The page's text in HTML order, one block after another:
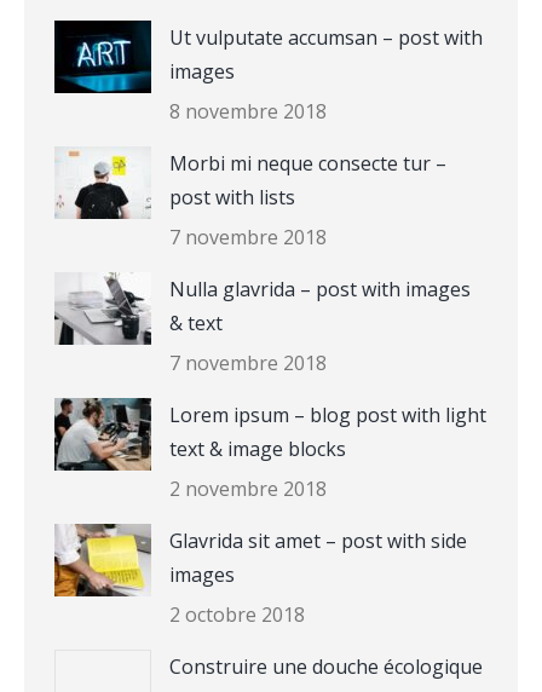
Ut vulputate accumsan – post with
images
8 novembre 2018
Morbi mi neque consecte tur –
post with lists
7 novembre 2018
Nulla glavrida – post with images
& text
7 novembre 2018
Lorem ipsum – blog post with light
text & image blocks
2 novembre 2018
Glavrida sit amet – post with side
images
2 octobre 2018
Construire une douche écologique